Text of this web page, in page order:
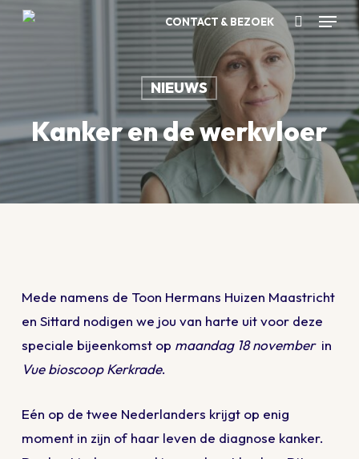
Skip
CONTACT & BEZOEK
Zoeken
Menu
NIEUWS
Kanker en de werkvloer
Mede namens de Toon Hermans Huizen Maastricht
en Sittard nodigen we jou van harte uit voor deze
speciale bijeenkomst op maandag 18 novemberin
Vue bioscoop Kerkrade.
Eén op de twee Nederlanders krijgt op enig
moment in zijn of haar leven de diagnose kanker.